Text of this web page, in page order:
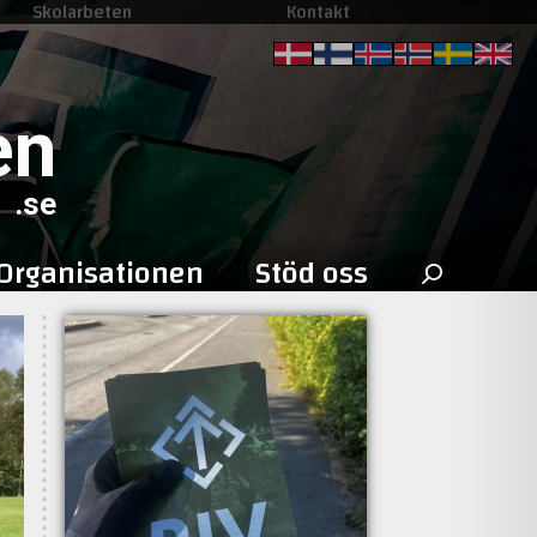
Skolarbeten Kontakt
.se
Stöd oss Sök
efter: